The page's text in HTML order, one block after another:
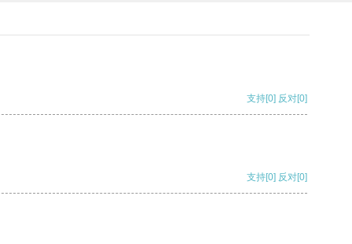
支持[0] 反对[0]
支持[0] 反对[0]